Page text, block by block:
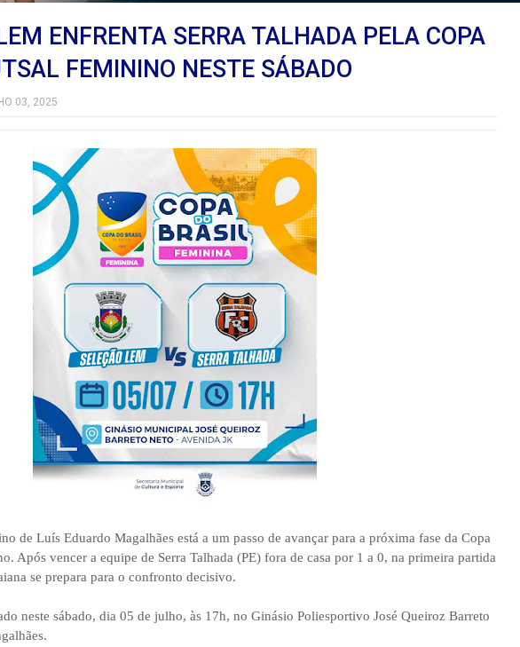
ENFRENTA SERRA TALHADA PELA COPA
FEMININO NESTE SÁBADO
03, 2025
de Luís Eduardo Magalhães está a um passo de avançar para a próxima fase da Copa
Após vencer a equipe de Serra Talhada (PE) fora de casa por 1 a 0, na primeira partida
se prepara para o confronto decisivo.
neste sábado, dia 05 de julho, às 17h, no Ginásio Poliesportivo José Queiroz Barreto